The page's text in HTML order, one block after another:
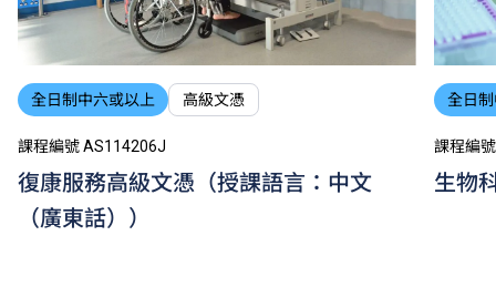
全日制中六或以上 高級文憑
課程編號 AS114206J
復康服務高級文憑（授課語言：中文
（廣東話））
全日
課程編
生物